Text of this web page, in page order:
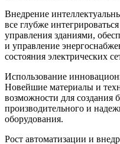
Внедрение
все глубже
управления зданиями,
и управление
состояния электрических
Использование
Новейшие материалы и
возможности для создания
производительного и
оборудования.
Рост автоматизации и